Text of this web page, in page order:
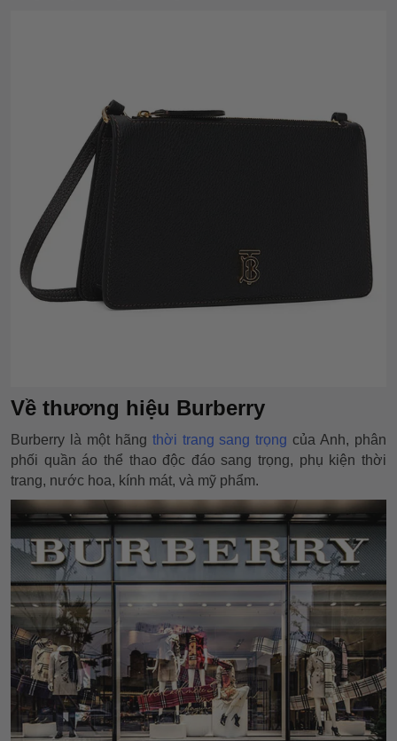
Về thương hiệu Burberry
Burberry là một hãng thời trang sang trọng của Anh, phân
phối quần áo thể thao độc đáo sang trọng, phụ kiện thời
trang, nước hoa, kính mát, và mỹ phẩm.